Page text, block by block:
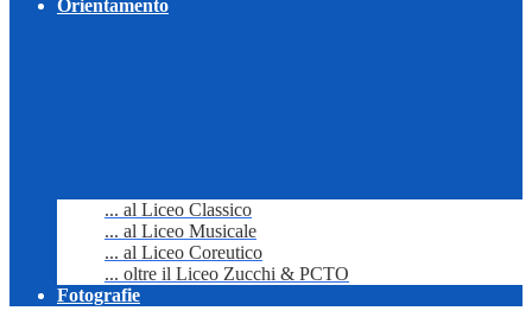
Orientamento
... al Liceo Classico
... al Liceo Musicale
... al Liceo Coreutico
... oltre il Liceo Zucchi & PCTO
Fotografie